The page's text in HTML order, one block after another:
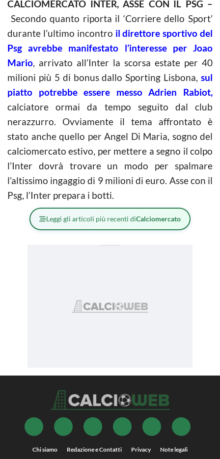
CALCIOMERCATO INTER, ASSE CON IL PSG –
Secondo quanto riporta il ‘Corriere dello Sport’
durante l’ultimo incontro il direttore sportivo del
Psg avrebbe manifestato l’interesse per Joao
Mario, arrivato all’Inter la scorsa estate per 40
milioni più 5 di bonus dallo Sporting Lisbona, sul
piatto potrebbe essere messo Adrien Rabiot,
calciatore ormai da tempo seguito dal club
nerazzurro. Ovviamente il tema affrontato è
stato anche quello per Angel Di Maria, sogno del
calciomercato estivo, per mettere a segno il colpo
l’Inter dovrà trovare un modo per spalmare
l’altissimo ingaggio di 9 milioni di euro. Asse con il
Psg, l’Inter prepara i botti.
Leggi gli articoli più recenti diCalciomercato
Chi siamo Redazione e Contatti Privacy Note legali